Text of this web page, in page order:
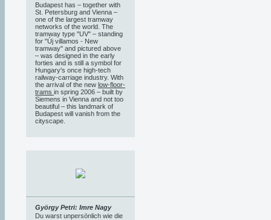
Budapest has – together with
St. Petersburg and Vienna –
one of the largest tramway
networks of the world. The
tramway type "UV" – standing
for "Új villamos - New
tramway" and pictured above
– was designed in the early
forties and is still a symbol for
Hungary's once high-tech
railway-carriage industry. With
the arrival of the new low-floor-
trams in spring 2006 – built by
Siemens in Vienna and not too
beautiful – this landmark of
Budapest will vanish from the
cityscape.
György Petri: Imre Nagy
Du warst unpersönlich wie die